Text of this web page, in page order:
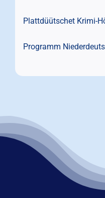
Plattdüütschet Krimi-
Programm